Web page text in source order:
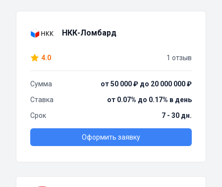
НКК-Ломбард
4.0 1 отзыв
Сумма
от 50 000 ₽ до 20 000 000 ₽
Ставка
от 0.07% до 0.17% в день
Срок
7 - 30 дн.
Оформить заявку